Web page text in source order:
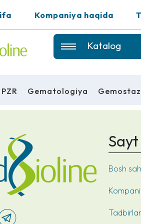
Kompaniya haqida
Katalog
PZR Gematologiya Gemostaz
Bosh
Tadbirlar